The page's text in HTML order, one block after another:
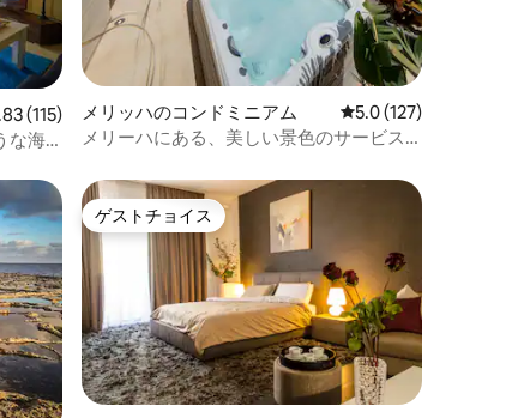
ュー115件、5つ星中4.83つ星の平均評価
(115)
な海
メリッハのコンドミニアム レビュー127件、5つ
5.0 (127)
メリーハにある、美しい景色のサービス
ゲストチョイス
ゲストチョイス